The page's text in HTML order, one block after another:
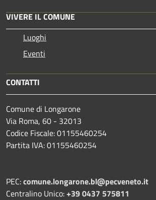
VIVERE IL COMUNE
Luoghi
Eventi
CONTATTI
Comune di Longarone
Via Roma, 60 - 32013
Codice Fiscale: 01155460254
Partita IVA: 01155460254
PEC:comune.longarone.bl@pecveneto.it
Centralino Unico:+39 0437 575811